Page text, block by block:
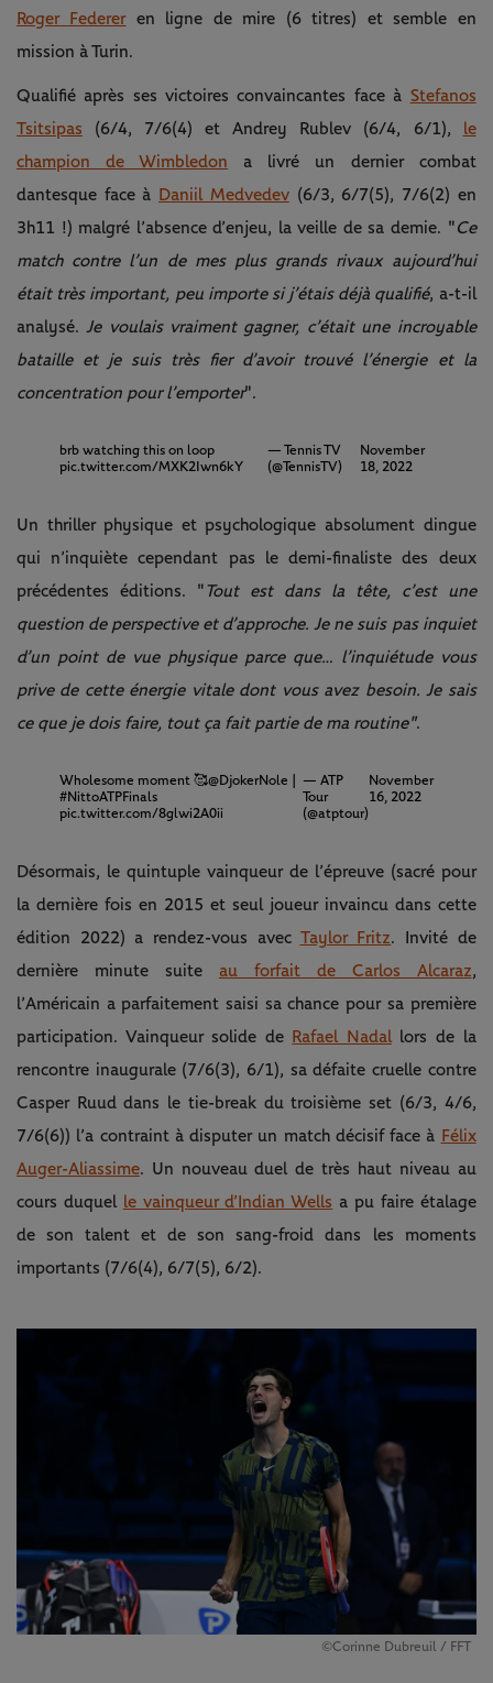
Roger Federeren ligne de mire (6 titres) et semble en
mission à Turin.
Qualifié après ses victoires convaincantes face à Stefanos
Tsitsipas (6/4, 7/6(4) et Andrey Rublev (6/4, 6/1),
le
champion de Wimbledon a livré un dernier combat
dantesque face à
Daniil Medvedev(6/3, 6/7(5), 7/6(2) en
3h11 !) malgré l’absence d’enjeu, la veille de sa demie. "Ce
match contre l’un de mes plus grands rivaux aujourd’hui
était très important, peu importe si j’étais déjà qualifié, a-t-il
analysé. Je voulais vraiment gagner, c’était une incroyable
bataille et je suis très fier d’avoir trouvé l’énergie et la
concentration pour l’emporter".
brb watching this on loop
pic.twitter.com/MXK2Iwn6kY
— Tennis TV
(@TennisTV)
November
18, 2022
Un thriller physique et psychologique absolument dingue
qui n’inquiète cependant pas le demi-finaliste des deux
précédentes éditions. "Tout est dans la tête, c’est une
question de perspective et d’approche. Je ne suis pas inquiet
d’un point de vue physique parce que… l’inquiétude vous
prive de cette énergie vitale dont vous avez besoin. Je sais
ce que je dois faire, tout ça fait partie de ma routine".
Wholesome moment 🥰@DjokerNole
#NittoATPFinals
pic.twitter.com/8glwi2A0ii
— ATP
Tour
(@atptour)
November
16, 2022
Désormais, le quintuple vainqueur de l’épreuve (sacré pour
la dernière fois en 2015 et seul joueur invaincu dans cette
édition 2022) a rendez-vous avec Taylor Fritz. Invité de
dernière minute suite au forfait de Carlos Alcaraz,
l’Américain a parfaitement saisi sa chance pour sa première
participation. Vainqueur solide de
Rafael Nadallors de la
rencontre inaugurale (7/6(3), 6/1), sa défaite cruelle contre
Casper Ruud dans le tie-break du troisième set (6/3, 4/6,
7/6(6)) l’a contraint à disputer un match décisif face à Félix
Auger-Aliassime. Un nouveau duel de très haut niveau au
cours duquel le vainqueur d’Indian Wells a pu faire étalage
de son talent et de son sang-froid dans les moments
importants (7/6(4), 6/7(5), 6/2).
©Corinne Dubreuil / FFT